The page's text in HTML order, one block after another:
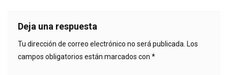
Deja una respuesta
Tu dirección de correo electrónico no será publicada. Los
campos obligatorios están marcados con *